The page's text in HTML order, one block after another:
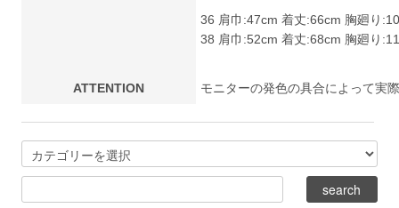
36 肩巾:47cm 着丈:66cm 胸廻り
38 肩巾:52cm 着丈:68cm 胸廻り
ATTENTION モニターの発色の具合によって実